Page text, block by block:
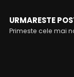
URMARESTE
Primeste cele mai